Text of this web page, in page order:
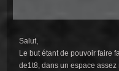
Salut,
Le but étant de pouvoir faire
de1t8, dans un espace assez